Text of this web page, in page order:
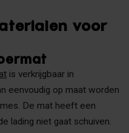
voor
is verkrijgbaar in
eenvoudig op maat worden
De mat heeft een
lading niet gaat schuiven.